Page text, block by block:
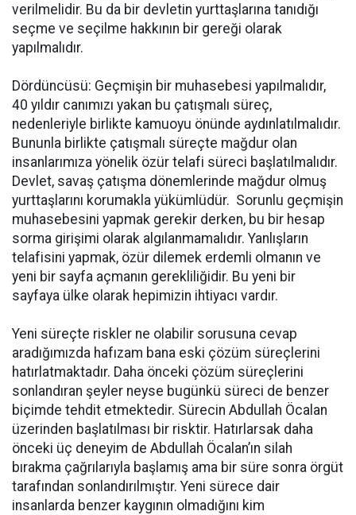
verilmelidir. Bu da bir devletin yurttaşlarına tanıdığı
seçme ve seçilme hakkının bir gereği olarak
yapılmalıdır.
Dördüncüsü: Geçmişin bir muhasebesi yapılmalıdır,
40 yıldır canımızı yakan bu çatışmalı süreç,
nedenleriyle birlikte kamuoyu önünde aydınlatılmalıdır.
Bununla birlikte çatışmalı süreçte mağdur olan
insanlarımıza yönelik özür telafi süreci başlatılmalıdır.
Devlet, savaş çatışma dönemlerinde mağdur olmuş
yurttaşlarını korumakla yükümlüdür. Sorunlu geçmişin
muhasebesini yapmak gerekir derken, bu bir hesap
sorma girişimi olarak algılanmamalıdır. Yanlışların
telafisini yapmak, özür dilemek erdemli olmanın ve
yeni bir sayfa açmanın gerekliliğidir. Bu yeni bir
sayfaya ülke olarak hepimizin ihtiyacı vardır.
Yeni süreçte riskler ne olabilir sorusuna cevap
aradığımızda hafızam bana eski çözüm süreçlerini
hatırlatmaktadır. Daha önceki çözüm süreçlerini
sonlandıran şeyler neyse bugünkü süreci de benzer
biçimde tehdit etmektedir. Sürecin Abdullah Öcalan
üzerinden başlatılması bir risktir. Hatırlarsak daha
önceki üç deneyim de Abdullah Öcalan’ın silah
bırakma çağrılarıyla başlamış ama bir süre sonra örgüt
tarafından sonlandırılmıştır. Yeni sürece dair
insanlarda benzer kaygının olmadığını kim